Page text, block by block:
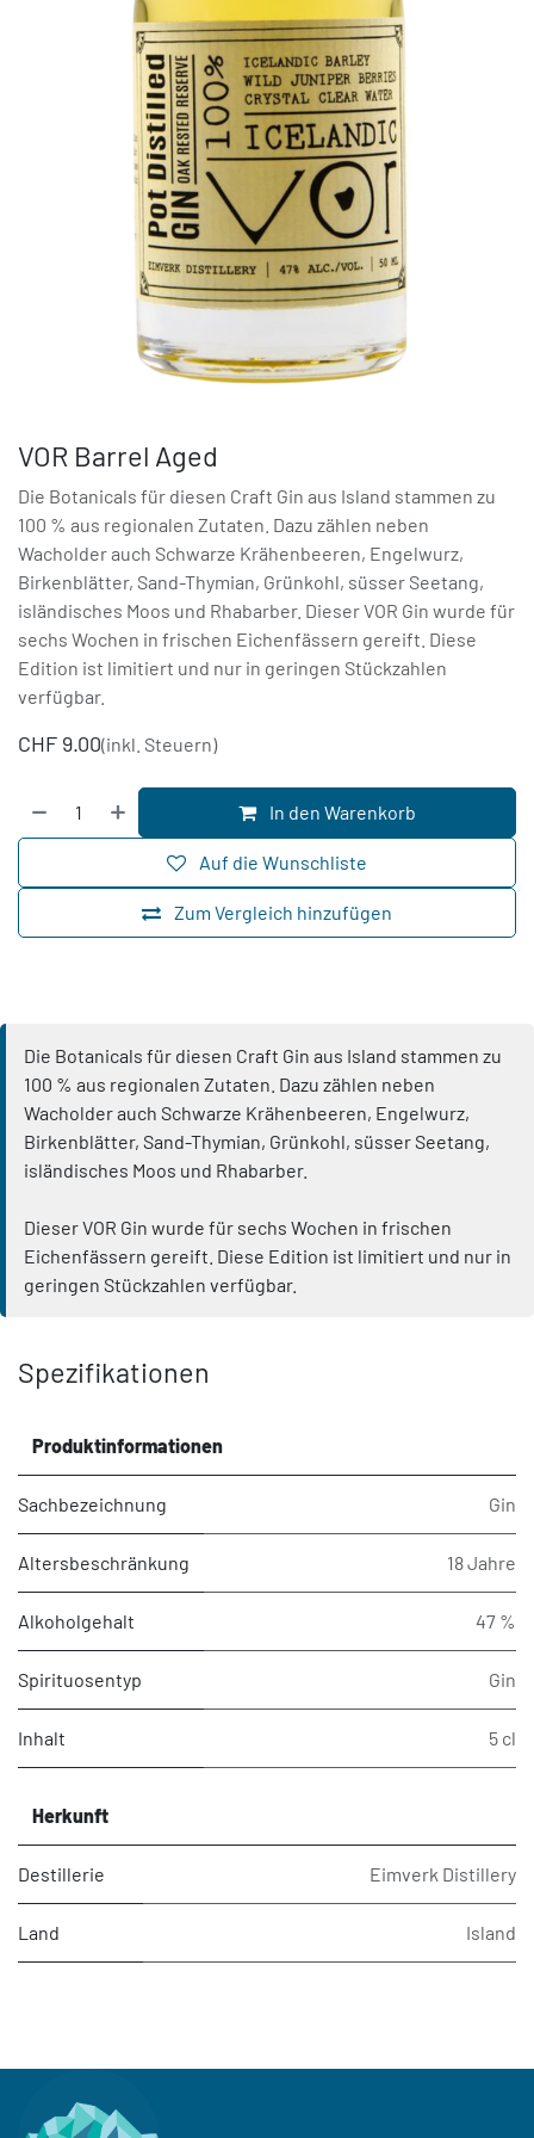
VOR Barrel Aged
Die Botanicals für diesen Craft Gin aus Island stammen zu
100 % aus regionalen Zutaten. Dazu zählen neben
Wacholder auch Schwarze Krähenbeeren, Engelwurz,
Birkenblätter, Sand-Thymian, Grünkohl, süsser Seetang,
isländisches Moos und Rhabarber. Dieser VOR Gin wurde für
sechs Wochen in frischen Eichenfässern gereift. Diese
Edition ist limitiert und nur in geringen Stückzahlen
verfügbar.
CHF 9.00(inkl. Steuern)
In den Warenkorb
Zum Vergleich hinzufügen
Auf die Wunschliste
Die Botanicals für diesen Craft Gin aus Island stammen zu
100 % aus regionalen Zutaten. Dazu zählen neben
Wacholder auch Schwarze Krähenbeeren, Engelwurz,
Birkenblätter, Sand-Thymian, Grünkohl, süsser Seetang,
isländisches Moos und Rhabarber.
Dieser VOR Gin wurde für sechs Wochen in frischen
Eichenfässern gereift. Diese Edition ist limitiert und nur in
geringen Stückzahlen verfügbar.
Spezifikationen
Produktinformationen
Sachbezeichnung Gin
Altersbeschränkung 18 Jahre
Alkoholgehalt 47 %
Spirituosentyp Gin
Inhalt 5 cl
Herkunft
Destillerie Eimverk Distillery
Land Island